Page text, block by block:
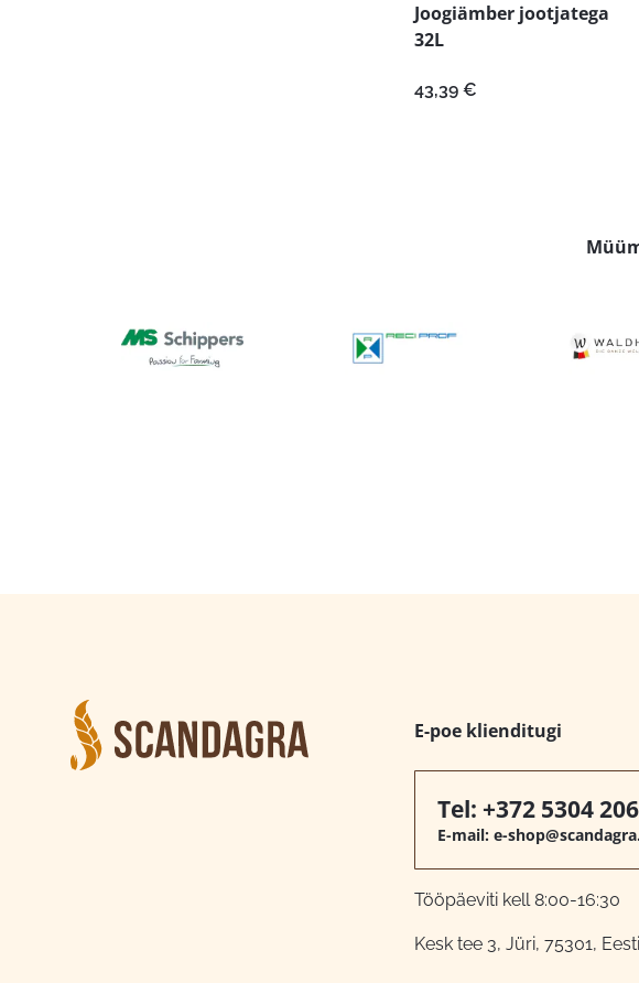
Joogiämber jootjatega
32L
43,39 €
E-poe klienditugi
Tel: +372 5304
E-mail: e-
Tööpäeviti kell 8:00-16:30
Kesk tee 3, Jüri, 75301, Eesti